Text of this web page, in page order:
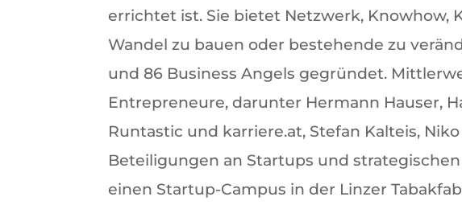
errichtet ist. Sie bietet Netzwerk, Knowhow,
Wandel zu bauen oder bestehende zu
und 86 Business Angels gegründet.
Entrepreneure, darunter Hermann Hauser,
Runtastic und karriere.at, Stefan Kalteis,
Beteiligungen an Startups und
einen Startup-Campus in der Linzer